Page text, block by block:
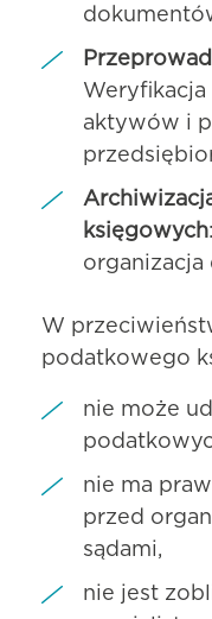
aktywów i
księgowych
organizacja
W
podatkowego
nie może
nie ma
przed
sądami,
nie jest